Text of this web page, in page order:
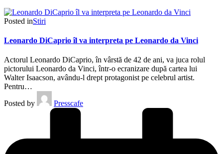
Posted inStiri
Leonardo DiCaprio îl va interpreta pe Leonardo da Vinci
Actorul Leonardo DiCaprio, în vârstă de 42 de ani, va juca rolul
pictorului Leonardo da Vinci, într-o ecranizare după cartea lui
Walter Isaacson, avându-l drept protagonist pe celebrul artist.
Pentru…
Posted by
Presscafe